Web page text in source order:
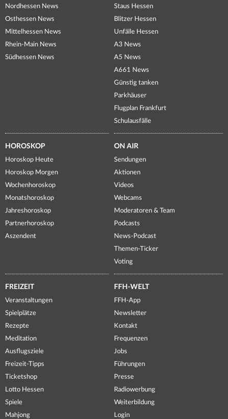
Nordhessen News
Osthessen News
Mittelhessen News
Rhein-Main News
Südhessen News
Staus Hessen
Blitzer Hessen
Unfälle Hessen
A3 News
A5 News
A661 News
Günstig tanken
Parkhäuser
Flugplan Frankfurt
Schulausfälle
HOROSKOP
Horoskop Heute
Horoskop Morgen
Wochenhoroskop
Monatshoroskop
Jahreshoroskop
Partnerhoroskop
Aszendent
ON AIR
Sendungen
Aktionen
Videos
Webcams
Moderatoren & Team
Podcasts
News-Podcast
Themen-Ticker
Voting
FREIZEIT
Veranstaltungen
Spielplätze
Rezepte
Meditation
Ausflugsziele
Freizeit-Tipps
Ticketshop
Lotto Hessen
Spiele
Mahjong
FFH-WELT
FFH-App
Newsletter
Kontakt
Frequenzen
Jobs
Führungen
Presse
Radiowerbung
Weiterbildung
Login